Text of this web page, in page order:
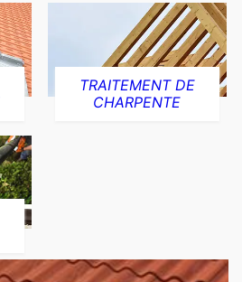
TRAITEMENT DE
CHARPENTE